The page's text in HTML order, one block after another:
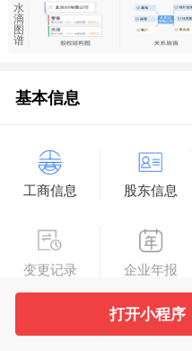
水
滴
图
谱
基本信息
工商信息 股东信息
变更记录 企业年报
打开小程序